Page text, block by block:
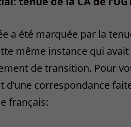
a été marquée par la
même instance qui
de transition. Pour
d’une correspondance
français: